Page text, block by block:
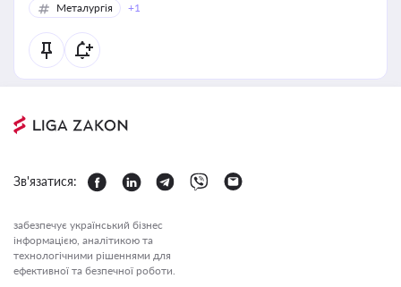
Металургія
+1
Зв'язатися:
забезпечує український бізнес
інформацією, аналітикою та
технологічними рішеннями для
ефективної та безпечної роботи.